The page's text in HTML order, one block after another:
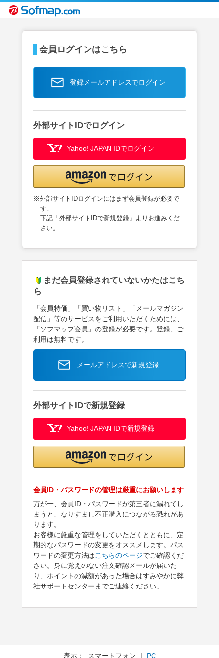
会員ログインはこちら
登録メールアドレスでログイン
外部サイトIDでログイン
Yahoo! JAPAN IDでログイン
※外部サイトIDログインにはまず会員登録が必要で
す。
下記「外部サイトIDで新規登録」よりお進みくだ
さい。
まだ会員登録されていないかたはこち
ら
「会員特価」「買い物リスト」「メールマガジン
配信」等のサービスをご利用いただくためには、
「ソフマップ会員」の登録が必要です。登録、ご
利用は無料です。
メールアドレスで新規登録
外部サイトIDで新規登録
Yahoo! JAPAN IDで新規登録
会員ID・パスワードの管理は厳重にお願いします
万が一、会員ID・パスワードが第三者に漏れてし
まうと、なりすまし不正購入につながる恐れがあ
ります。
お客様に厳重な管理をしていただくとともに、定
期的なパスワードの変更をオススメします。パス
ワードの変更方法はこちらのページでご確認くだ
さい。身に覚えのない注文確認メールが届いた
り、ポイントの減額があった場合はすみやかに弊
社サポートセンターまでご連絡ください。
表示： スマートフォン ｜ PC